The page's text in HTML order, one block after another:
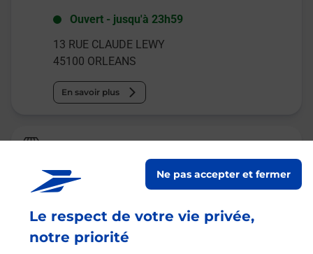
Le respect de votre vie privée,
notre priorité
Ne pas accepter et fermer
Ouvert - jusqu'à 23h59
13 RUE CLAUDE LEWY
45100 ORLEANS
En savoir plus
Relais Pickup
68 ROUTE DE SAINT MESMIN
45750 ST PRYVE ST MESMIN